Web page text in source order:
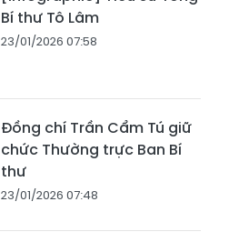
Bí thư Tô Lâm
23/01/2026 07:58
Đồng chí Trần Cẩm Tú giữ
chức Thường trực Ban Bí
thư
23/01/2026 07:48